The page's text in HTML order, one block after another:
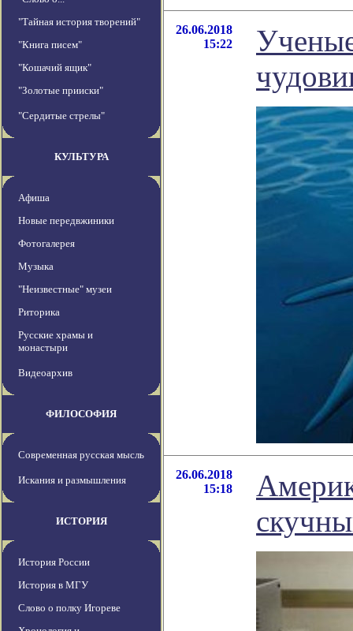
"Тайная история творений"
"Книга писем"
"Кошачий ящик"
"Золотые прииски"
"Сердитые стрелы"
КУЛЬТУРА
Афиша
Новые передвжиники
Фотогалерея
Музыка
"Неизвестные" музеи
Риторика
Русские храмы и
монастыри
Видеоархив
ФИЛОСОФИЯ
Современная русская мысль
Искания и размышления
ИСТОРИЯ
История России
История в МГУ
Слово о полку Игореве
26.06.2018
15:22
26.06.2018
15:18